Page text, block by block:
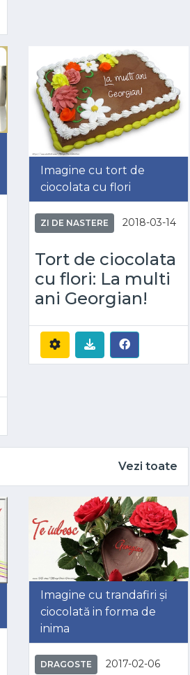
Imagine cu tort de
ciocolata cu flori
ZI DE NASTERE 2018-03-14
Tort de ciocolata
cu flori: La multi
ani Georgian!
Vezi toate
Imagine cu trandafiri și
ciocolată in forma de
inima
DRAGOSTE 2017-02-06